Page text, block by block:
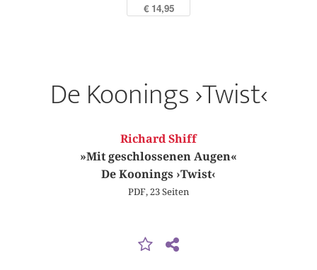
€ 14,95
De Koonings ›Twist‹
Richard Shiff
»Mit geschlossenen Augen«
De Koonings ›Twist‹
PDF, 23 Seiten